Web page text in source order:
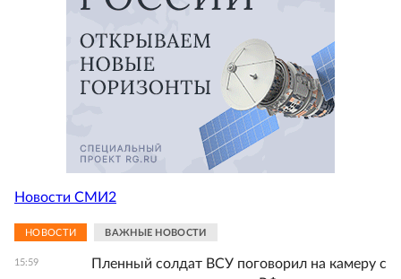
Новости СМИ2
НОВОСТИ ВАЖНЫЕ НОВОСТИ
15:59
Пленный солдат ВСУ поговорил на камеру с